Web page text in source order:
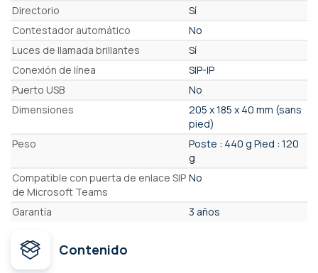
Directorio
Sí
Contestador automático
No
Luces de llamada brillantes
Sí
Conexión de línea
SIP-IP
Puerto USB
No
Dimensiones
205 x 185 x 40 mm (sans
pied)
Peso
Poste : 440 g Pied : 120
g
Compatible con puerta de enlace SIP
de Microsoft Teams
No
Garantía 3 años
Contenido